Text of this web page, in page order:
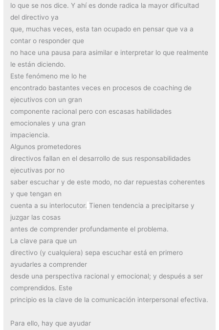
lo que se nos dice. Y ahí es donde radica la mayor dificultad
del directivo ya
que, muchas veces, esta tan ocupado en pensar que va a
contar o responder que
no hace una pausa para asimilar e interpretar lo que realmente
le están diciendo.
Este fenómeno me lo he
encontrado bastantes veces en procesos de coaching de
ejecutivos con un gran
componente racional pero con escasas habilidades
emocionales y una gran
impaciencia.
Algunos prometedores
directivos fallan en el desarrollo de sus responsabilidades
ejecutivas por no
saber escuchar y de este modo, no dar repuestas coherentes
y que tengan en
cuenta a su interlocutor. Tienen tendencia a precipitarse y
juzgar las cosas
antes de comprender profundamente el problema.
La clave para que un
directivo (y cualquiera) sepa escuchar está en primero
ayudarles a comprender
desde una perspectiva racional y emocional; y después a ser
comprendidos. Este
principio es la clave de la comunicación interpersonal efectiva.
Para ello, hay que ayudar